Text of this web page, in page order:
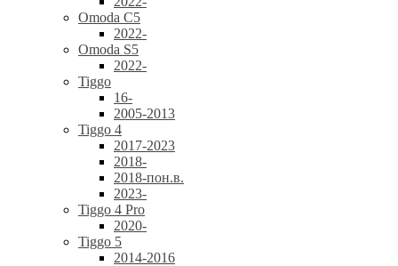
Omoda C5
2022-
Omoda S5
2022-
Tiggo
16-
2005-2013
Tiggo 4
2017-2023
2018-
2018-пон.в.
2023-
Tiggo 4 Pro
2020-
Tiggo 5
2014-2016